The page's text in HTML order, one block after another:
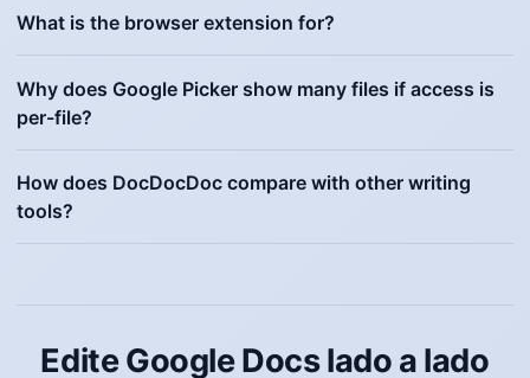
What is the browser extension for?
Why does Google Picker show many files if access is
per-file?
How does DocDocDoc compare with other writing
tools?
Edite Google Docs lado a lado